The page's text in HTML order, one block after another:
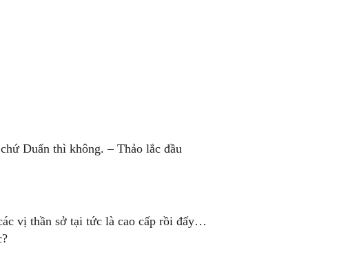
Duẩn thì không. – Thảo lắc đầu
vị thần sở tại tức là cao cấp rồi đấy…